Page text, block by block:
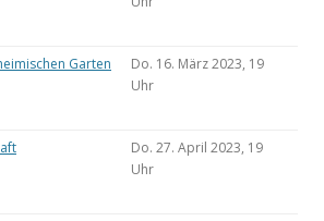
Garten
Do. 16. März 2023, 19
Uhr
Do. 27. April 2023, 19
Uhr